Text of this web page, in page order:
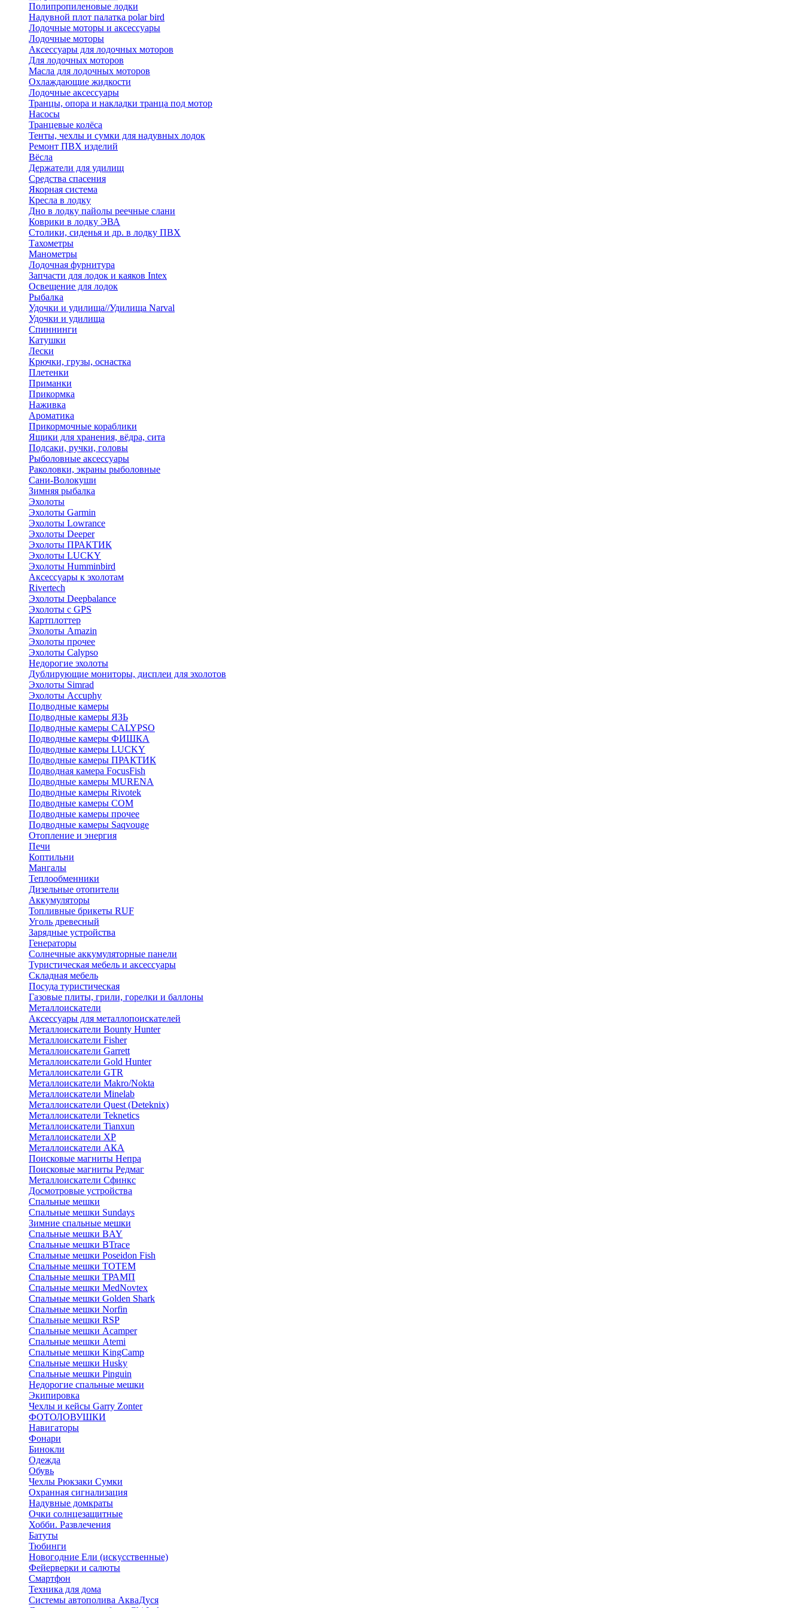
Полипропиленовые лодки
Надувной плот палатка polar bird
Лодочные моторы и аксессуары
Лодочные моторы
Аксессуары для лодочных моторов
Для лодочных моторов
Масла для лодочных моторов
Охлаждающие жидкости
Лодочные аксессуары
Транцы, опора и накладки транца под мотор
Насосы
Транцевые колёса
Тенты, чехлы и сумки для надувных лодок
Ремонт ПВХ изделий
Вёсла
Держатели для удилищ
Средства спасения
Якорная система
Кресла в лодку
Дно в лодку пайолы реечные слани
Коврики в лодку ЭВА
Столики, сиденья и др. в лодку ПВХ
Тахометры
Манометры
Лодочная фурнитура
Запчасти для лодок и каяков Intex
Освещение для лодок
Рыбалка
Удочки и удилища//Удилища Narval
Удочки и удилища
Спиннинги
Катушки
Лески
Крючки, грузы, оснастка
Плетенки
Приманки
Прикормка
Наживка
Ароматика
Прикормочные кораблики
Ящики для хранения, вёдра, сита
Подсаки, ручки, головы
Рыболовные аксессуары
Раколовки, экраны рыболовные
Сани-Волокуши
Зимняя рыбалка
Эхолоты
Эхолоты Garmin
Эхолоты Lowrance
Эхолоты Deeper
Эхолоты ПРАКТИК
Эхолоты LUCKY
Эхолоты Humminbird
Аксессуары к эхолотам
Rivertech
Эхолоты Deepbalance
Эхолоты с GPS
Картплоттер
Эхолоты Amazin
Эхолоты прочее
Эхолоты Calypso
Недорогие эхолоты
Дублирующие мониторы, дисплеи для эхолотов
Эхолоты Simrad
Эхолоты Accuphy
Подводные камеры
Подводные камеры ЯЗЬ
Подводные камеры CALYPSO
Подводные камеры ФИШКА
Подводные камеры LUCKY
Подводные камеры ПРАКТИК
Подводная камера FocusFish
Подводные камеры MURENA
Подводные камеры Rivotek
Подводные камеры СОМ
Подводные камеры прочее
Подводные камеры Saqvouge
Отопление и энергия
Печи
Коптильни
Мангалы
Теплообменники
Дизельные отопители
Аккумуляторы
Топливные брикеты RUF
Уголь древесный
Зарядные устройства
Генераторы
Солнечные аккумуляторные панели
Туристическая мебель и аксессуары
Складная мебель
Посуда туристическая
Газовые плиты, грили, горелки и баллоны
Металлоискатели
Аксессуары для металлопоискателей
Металлоискатели Bounty Hunter
Металлоискатели Fisher
Металлоискатели Garrett
Металлоискатели Gold Hunter
Металлоискатели GTR
Металлоискатели Makro/Nokta
Металлоискатели Minelab
Металлоискатели Quest (Deteknix)
Металлоискатели Teknetics
Металлоискатели Tianxun
Металлоискатели XP
Металлоискатели АКА
Поисковые магниты Непра
Поисковые магниты Редмаг
Металлоискатели Сфинкс
Досмотровые устройства
Спальные мешки
Спальные мешки Sundays
Зимние спальные мешки
Спальные мешки BAY
Спальные мешки BTrace
Спальные мешки Poseidon Fish
Спальные мешки ТОТЕМ
Спальные мешки ТРАМП
Cпальные мешки MedNovtex
Спальные мешки Golden Shark
Спальные мешки Norfin
Спальные мешки RSP
Спальные мешки Acamper
Спальные мешки Atemi
Спальные мешки KingCamp
Спальные мешки Husky
Спальные мешки Pinguin
Недорогие спальные мешки
Экипировка
Чехлы и кейсы Garry Zonter
ФОТОЛОВУШКИ
Навигаторы
Фонари
Бинокли
Одежда
Обувь
Чехлы Рюкзаки Сумки
Охранная сигнализация
Надувные домкраты
Очки солнцезащитные
Хобби. Развлечения
Батуты
Тюбинги
Новогодние Ели (искусственные)
Фейерверки и салюты
Смартфон
Техника для дома
Системы автополива АкваДуся